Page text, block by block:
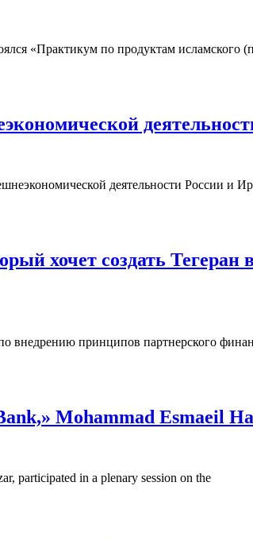
«Практикум по продуктам
деятельности России и
хочет создать Тегеран
внедрению принципов партнерского
Mohammad Esmaeil
participated in a plenary session on the